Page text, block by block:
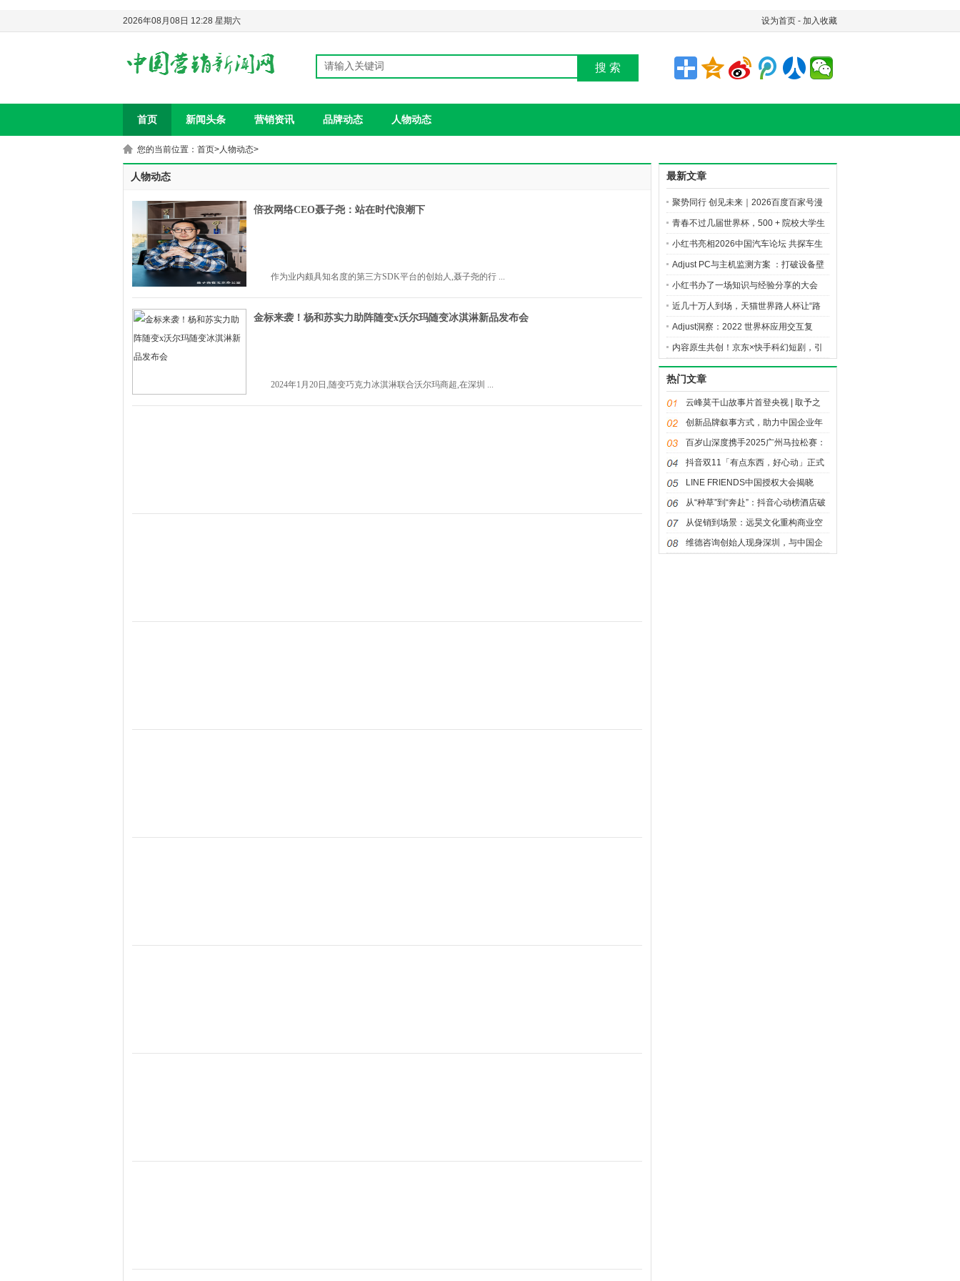
设为首页 - 加入收藏
2026年08月08日 12:28 星期六
搜 索
首页 新闻头条 营销资讯 品牌动态 人物动态
您的当前位置： 首页>人物动态>
人物动态
倍孜网络CEO聂子尧：站在时代浪潮下
作为业内颇具知名度的第三方SDK平台的创始人,聂子尧的行 ...
金标来袭！杨和苏实力助阵随变x沃尔玛随变冰淇淋新品发布会
2024年1月20日,随变巧克力冰淇淋联合沃尔玛商超,在深圳 ...
最新文章
聚势同行 创见未来｜2026百度百家号漫
剧创作先享会精彩直击
青春不过几届世界杯，500 + 院校大学生
的 AI 逐梦之旅
小红书亮相2026中国汽车论坛 共探车生
活行业新增长
Adjust PC与主机监测方案 ：打破设备壁
垒，洞悉玩家全旅程
小红书办了一场知识与经验分享的大会
近几十万人到场，天猫世界路人杯让“路
人”球迷坐上主桌
Adjust洞察：2022 世界杯应用交互复
盘，解锁 2026 赛事营销启示
内容原生共创！京东×快手科幻短剧，引
爆夏日降温家电消费热潮
热门文章
云峰莫干山故事片首登央视 | 取予之
间，天下安居
创新品牌叙事方式，助力中国企业年
轻化发展——《大国品牌》之“我说我
品牌”创新传播活动
百岁山深度携手2025广州马拉松赛：
让奔跑闪耀湾区，让坚持值得珍视
抖音双11「有点东西，好心动」正式
官宣，重磅内容惊喜来袭！
LINE FRIENDS中国授权大会揭晓
2026年战略：聚焦多元IP生态、年轻
流量场域与经典价值焕新
从“种草”到“奔赴”：抖音心动榜酒店破
局“情绪经济”，再造旅行消费需求
从促销到场景：远昊文化重构商业空
间的吸引力法则
维德咨询创始人现身深圳，与中国企